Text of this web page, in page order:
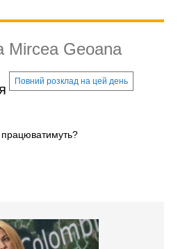
Mircea Geoana
Повний розклад на цей день
працюватимуть?